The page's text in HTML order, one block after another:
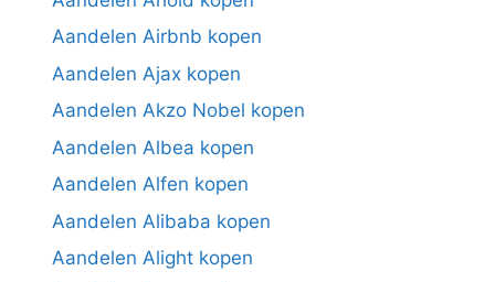
Aandelen Airbnb kopen
Aandelen Ajax kopen
Aandelen Akzo Nobel kopen
Aandelen Albea kopen
Aandelen Alfen kopen
Aandelen Alibaba kopen
Aandelen Alight kopen